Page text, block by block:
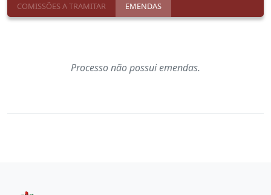
COMISSÕES A TRAMITAR
EMENDAS
Processo não possui emendas.